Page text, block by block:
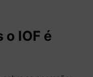
IOF é